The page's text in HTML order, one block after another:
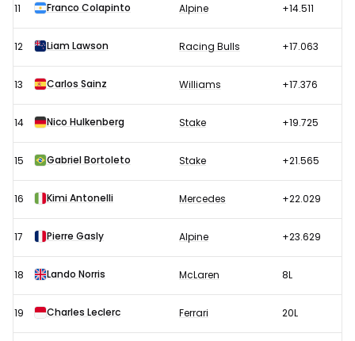
11 Franco Colapinto Alpine +14.511
12 Liam Lawson Racing Bulls +17.063
13 Carlos Sainz Williams +17.376
14 Nico Hulkenberg Stake +19.725
15 Gabriel Bortoleto Stake +21.565
16 Kimi Antonelli Mercedes +22.029
17 Pierre Gasly Alpine +23.629
18 Lando Norris McLaren 8L
19 Charles Leclerc Ferrari 20L